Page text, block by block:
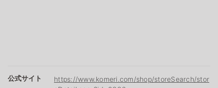
公式サイト
https://www.komeri.com/shop/storeSearch/stor